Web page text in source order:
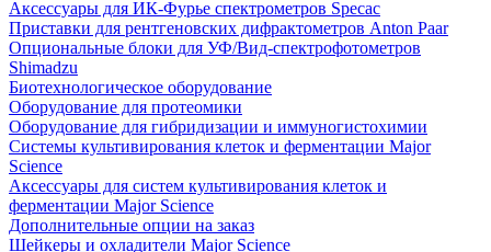
Аксессуары для ИК-Фурье спектрометров Specac
Приставки для рентгеновских дифрактометров Anton Paar
Опциональные блоки для УФ/Вид-спектрофотометров
Shimadzu
Биотехнологическое оборудование
Оборудование для протеомики
Оборудование для гибридизации и иммуногистохимии
Системы культивирования клеток и ферментации Major
Science
Аксессуары для систем культивирования клеток и
ферментации Major Science
Дополнительные опции на заказ
Шейкеры и охладители Major Science